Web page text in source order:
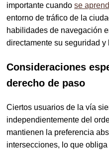
importante cuando se
entorno de tráfico de la
habilidades de navegación
directamente su seguridad
Consideraciones
derecho de paso
Ciertos usuarios de la vía
independientemente del
mantienen la preferencia
intersecciones, lo que